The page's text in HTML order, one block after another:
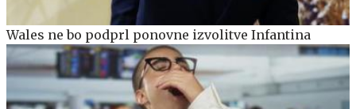
Wales ne bo podprl ponovne izvolitve Infantina